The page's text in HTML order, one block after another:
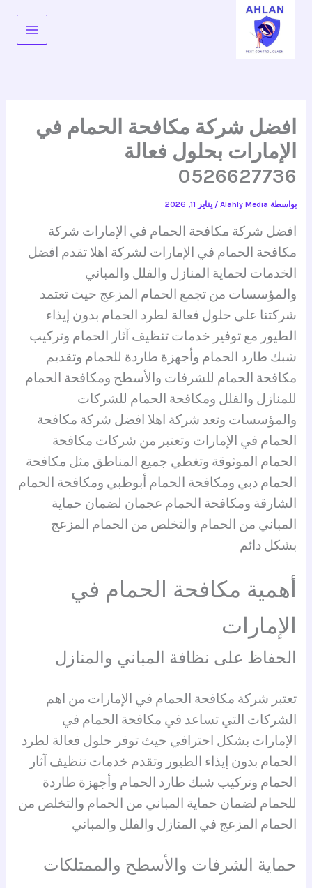
المحتوى
افضل شركة مكافحة الحمام في
الإمارات بحلول فعالة
0526627736
بواسطة Alahly Media
/يناير 11, 2026
افضل شركة مكافحة الحمام في الإمارات شركة
مكافحة الحمام في الإمارات لشركة اهلا تقدم افضل
الخدمات لحماية المنازل والفلل والمباني
والمؤسسات من تجمع الحمام المزعج حيث تعتمد
شركتنا على حلول فعالة لطرد الحمام بدون إيذاء
الطيور مع توفير خدمات تنظيف آثار الحمام وتركيب
شبك طارد الحمام وأجهزة طاردة للحمام وتقديم
مكافحة الحمام للشرفات والأسطح ومكافحة الحمام
للمنازل والفلل ومكافحة الحمام للشركات
والمؤسسات وتعد شركة اهلا افضل شركة مكافحة
الحمام في الإمارات وتعتبر من شركات مكافحة
الحمام الموثوقة وتغطي جميع المناطق مثل مكافحة
الحمام دبي ومكافحة الحمام أبوظبي ومكافحة الحمام
الشارقة ومكافحة الحمام عجمان لضمان حماية
المباني من الحمام والتخلص من الحمام المزعج
بشكل دائم
أهمية مكافحة الحمام في
الإمارات
الحفاظ على نظافة المباني والمنازل
تعتبر شركة مكافحة الحمام في الإمارات من اهم
الشركات التي تساعد في مكافحة الحمام في
الإمارات بشكل احترافي حيث توفر حلول فعالة لطرد
الحمام بدون إيذاء الطيور وتقدم خدمات تنظيف آثار
الحمام وتركيب شبك طارد الحمام وأجهزة طاردة
للحمام لضمان حماية المباني من الحمام والتخلص من
الحمام المزعج في المنازل والفلل والمباني
حماية الشرفات والأسطح والممتلكات